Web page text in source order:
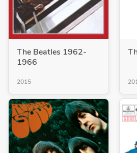
The Beatles 1962-
1966
2015